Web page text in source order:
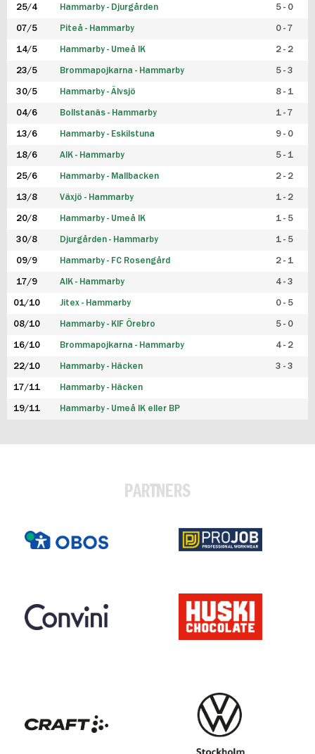
25/4 Hammarby - Djurgården 5 - 0
07/5 Piteå - Hammarby 0 - 7
14/5 Hammarby - Umeå IK 2 - 2
23/5 Brommapojkarna - Hammarby 5 - 3
30/5 Hammarby - Älvsjö 8 - 1
04/6 Bollstanäs - Hammarby 1 - 7
13/6 Hammarby - Eskilstuna 9 - 0
18/6 AIK - Hammarby 5 - 1
25/6 Hammarby - Mallbacken 2 - 2
13/8 Växjö - Hammarby 1 - 2
20/8 Hammarby - Umeå IK 1 - 5
30/8 Djurgården - Hammarby 1 - 5
09/9 Hammarby - FC Rosengård 2 - 1
17/9 AIK - Hammarby 4 - 3
01/10 Jitex - Hammarby 0 - 5
08/10 Hammarby - KIF Örebro 5 - 0
16/10 Brommapojkarna - Hammarby 4 - 2
22/10 Hammarby - Häcken 3 - 3
17/11 Hammarby - Häcken
19/11 Hammarby - Umeå IK eller BP
PARTNERS